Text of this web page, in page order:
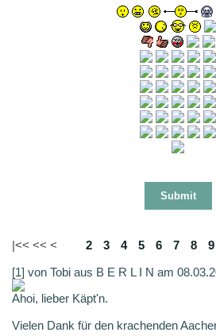
|<< << < 2 3 4 5 6 7 8 9
[1] von Tobi aus B E R L I N am
Ahoi, lieber Käpt'n.
Vielen Dank für den krachenden